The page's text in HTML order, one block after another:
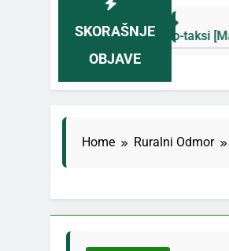
SKORAŠNJE
OBJAVE
eko-taksi [Mapa]
Home Ruralni Odmor